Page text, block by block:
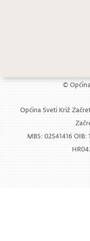
©
Općina Sveti Križ
MBS: 02541416